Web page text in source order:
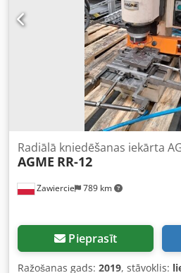
Zawiercie 789 km
Radiālā kniedēšanas iekārta
AGME RR-12
Pieprasīt
Ražošanas gads: 2019, stāvoklis: